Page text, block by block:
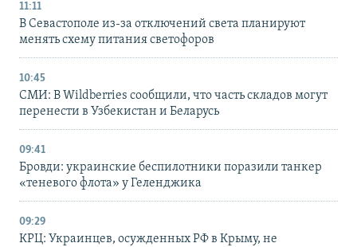
11:11
В Севастополе из-за отключений света планируют
менять схему питания светофоров
10:45
СМИ: В Wildberries сообщили, что часть складов могут
перенести в Узбекистан и Беларусь
09:41
Бровди: украинские беспилотники поразили танкер
«теневого флота» у Геленджика
09:29
КРЦ: Украинцев, осужденных РФ в Крыму, не